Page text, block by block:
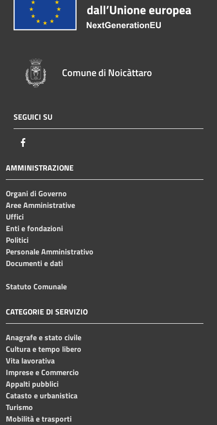
Comune di Noicàttaro
SEGUICI SU
AMMINISTRAZIONE
Organi di Governo
Aree Amministrative
Uffici
Enti e fondazioni
Politici
Personale Amministrativo
Documenti e dati
Statuto Comunale
CATEGORIE DI SERVIZIO
Anagrafe e stato civile
Cultura e tempo libero
Vita lavorativa
Imprese e Commercio
Appalti pubblici
Catasto e urbanistica
Turismo
Mobilità e trasporti